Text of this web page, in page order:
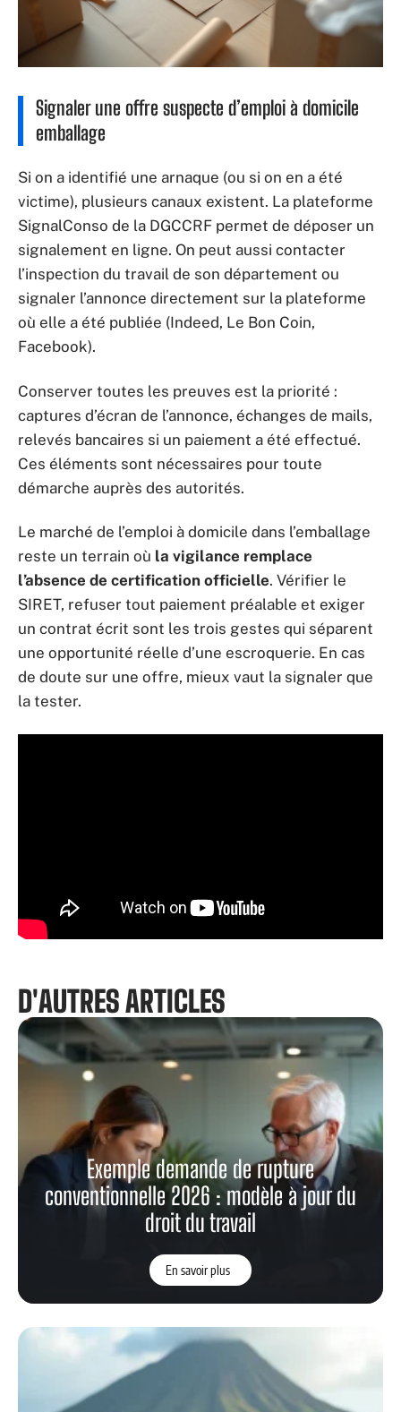
Signaler une offre suspecte d’emploi à domicile
emballage
Si on a identifié une arnaque (ou si on en a été
victime), plusieurs canaux existent. La plateforme
SignalConso de la DGCCRF permet de déposer un
signalement en ligne. On peut aussi contacter
l’inspection du travail de son département ou
signaler l’annonce directement sur la plateforme
où elle a été publiée (Indeed, Le Bon Coin,
Facebook).
Conserver toutes les preuves est la priorité :
captures d’écran de l’annonce, échanges de mails,
relevés bancaires si un paiement a été effectué.
Ces éléments sont nécessaires pour toute
démarche auprès des autorités.
Le marché de l’emploi à domicile dans l’emballage
reste un terrain où la vigilance remplace
l’absence de certification officielle. Vérifier le
SIRET, refuser tout paiement préalable et exiger
un contrat écrit sont les trois gestes qui séparent
une opportunité réelle d’une escroquerie. En cas
de doute sur une offre, mieux vaut la signaler que
la tester.
D'AUTRES ARTICLES
Exemple demande de rupture
conventionnelle 2026 : modèle à jour du
droit du travail
En savoir plus